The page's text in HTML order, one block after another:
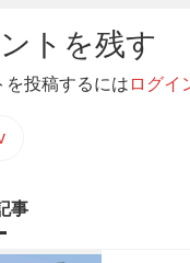
トを残す
を投稿するには ログイ
事